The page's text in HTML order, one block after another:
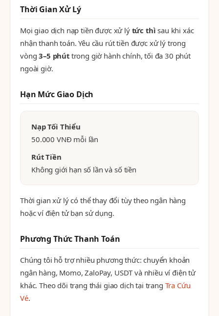
Thời Gian Xử Lý
Mọi giao dịch nạp tiền được xử lý tức thì sau khi xác
nhận thanh toán. Yêu cầu rút tiền được xử lý trong
vòng3–5 phúttrong giờ hành chính, tối đa 30 phút
ngoài giờ.
Hạn Mức Giao Dịch
Nạp Tối Thiểu
50.000 VNĐ mỗi lần
Rút Tiền
Không giới hạn số lần và số tiền
Thời gian xử lý có thể thay đổi tùy theo ngân hàng
hoặc ví điện tử bạn sử dụng.
Phương Thức Thanh Toán
Chúng tôi hỗ trợ nhiều phương thức: chuyển khoản
ngân hàng, Momo, ZaloPay, USDT và nhiều ví điện tử
khác. Theo dõi trạng thái giao dịch tại trang Tra Cứu
Vé.